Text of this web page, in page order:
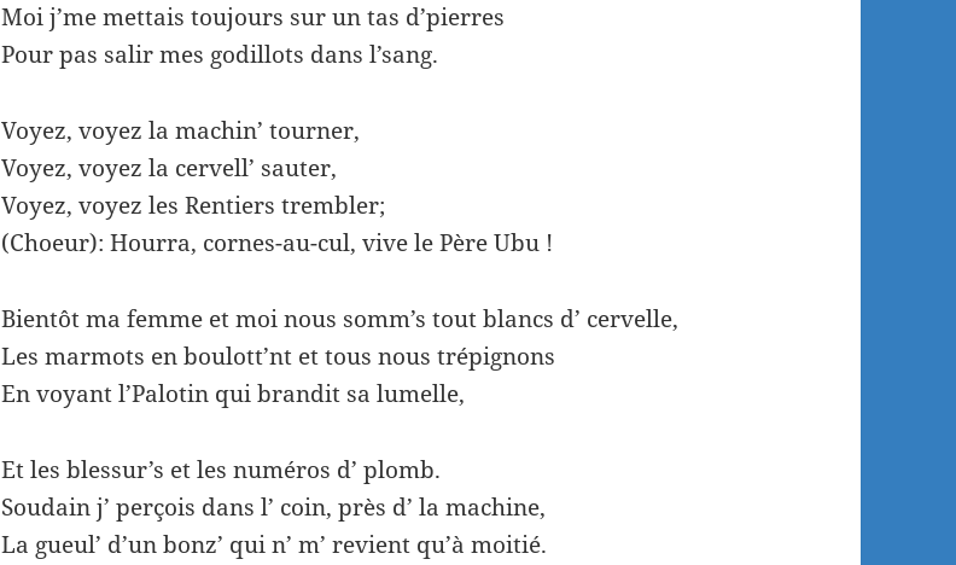
Moi j’me mettais toujours sur un tas d’pierres
Pour pas salir mes godillots dans l’sang.
Voyez, voyez la machin’ tourner,
Voyez, voyez la cervell’ sauter,
Voyez, voyez les Rentiers trembler;
(Choeur): Hourra, cornes-au-cul, vive le Père Ubu !
Bientôt ma femme et moi nous somm’s tout blancs d’ cervelle,
Les marmots en boulott’nt et tous nous trépignons
En voyant l’Palotin qui brandit sa lumelle,
Et les blessur’s et les numéros d’ plomb.
Soudain j’ perçois dans l’ coin, près d’ la machine,
La gueul’ d’un bonz’ qui n’ m’ revient qu’à moitié.